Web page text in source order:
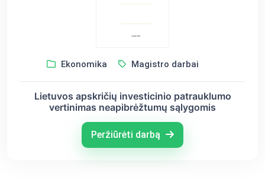
Ekonomika Magistro darbai
Lietuvos apskričių investicinio patrauklumo
vertinimas neapibrėžtumų sąlygomis
Peržiūrėti darbą